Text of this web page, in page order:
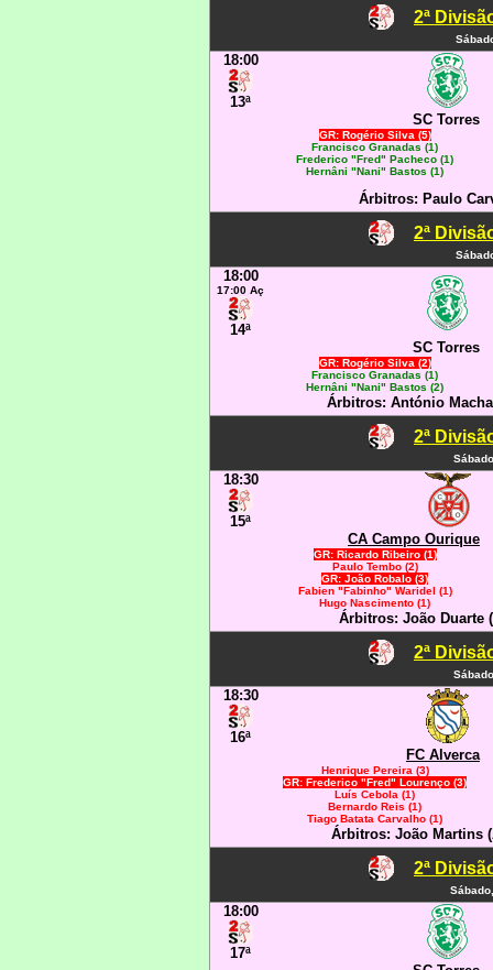
2ª
18:00
13ª
SC Torres
GR: Rogério Silva (5)
Francisco Granadas (1)
Frederico "Fred" Pacheco (1)
Hernâni "Nani" Bastos (1)
Árbitros: Paulo
2ª
18:00
17:00 Aç
14ª
SC Torres
GR: Rogério Silva (2)
Francisco Granadas (1)
Hernâni "Nani" Bastos (2)
Árbitros: António
2ª
18:30
15ª
CA Campo Ourique
GR: Ricardo Ribeiro (1)
Paulo Tembo (2)
GR: João Robalo (3)
Fabien "Fabinho" Waridel (1)
Hugo Nascimento (1)
Árbitros: João Duarte
2ª
18:30
16ª
FC Alverca
Henrique Pereira (3)
GR: Frederico "Fred" Lourenço (3)
Luís Cebola (1)
Bernardo Reis (1)
Tiago Batata Carvalho (1)
Árbitros: João Martins
2ª
18:00
17ª